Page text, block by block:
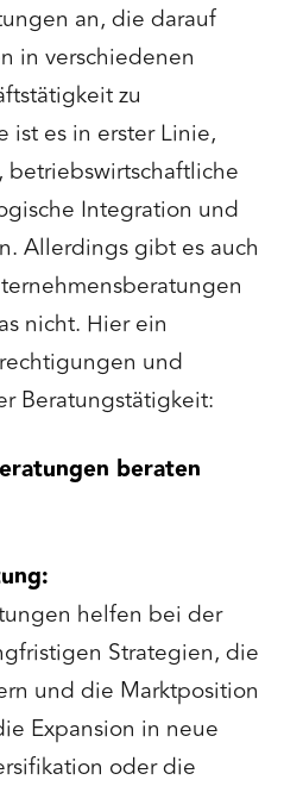
an, die darauf
in verschiedenen
zu
ist es in erster Linie,
betriebswirtschaftliche
Integration und
Allerdings gibt es auch
nicht. Hier ein
und
Beratungstätigkeit:
beraten
helfen bei der
Strategien, die
und die Marktposition
Expansion in neue
oder die